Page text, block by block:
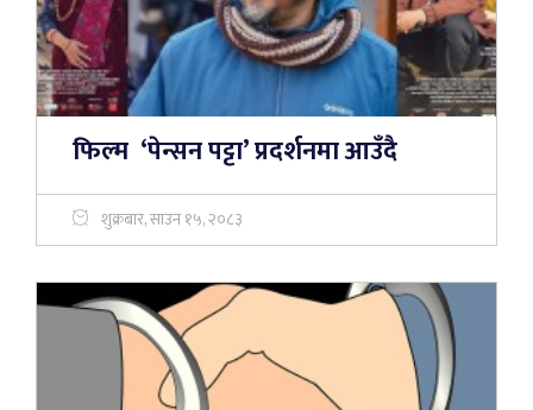
फिल्म ‘पेन्सन पट्टा’ प्रदर्शनमा आउँदै
शुक्रबार, साउन १५, २०८३